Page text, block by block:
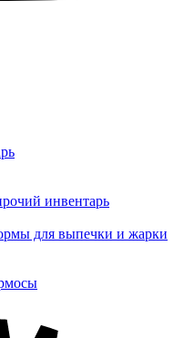
инвентарь
для выпечки и жарки